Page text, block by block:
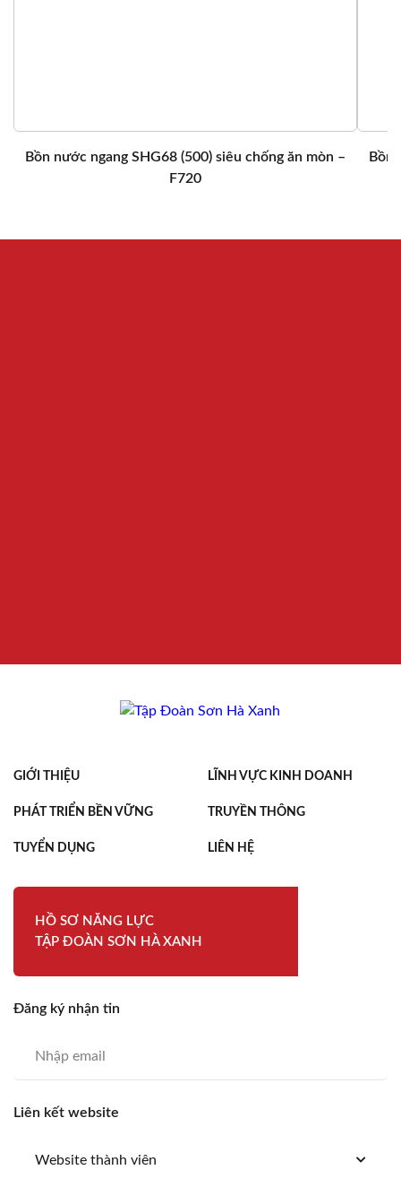
Bồn nước ngang SHG68 (500) siêu chống ăn mòn –
F720
Bồn
GIỚI THIỆU LĨNH VỰC KINH DOANH
PHÁT TRIỂN BỀN VỮNG TRUYỀN THÔNG
TUYỂN DỤNG LIÊN HỆ
HỒ SƠ NĂNG LỰC
TẬP ĐOÀN SƠN HÀ XANH
Đăng ký nhận tin
Liên kết website
Website thành viên